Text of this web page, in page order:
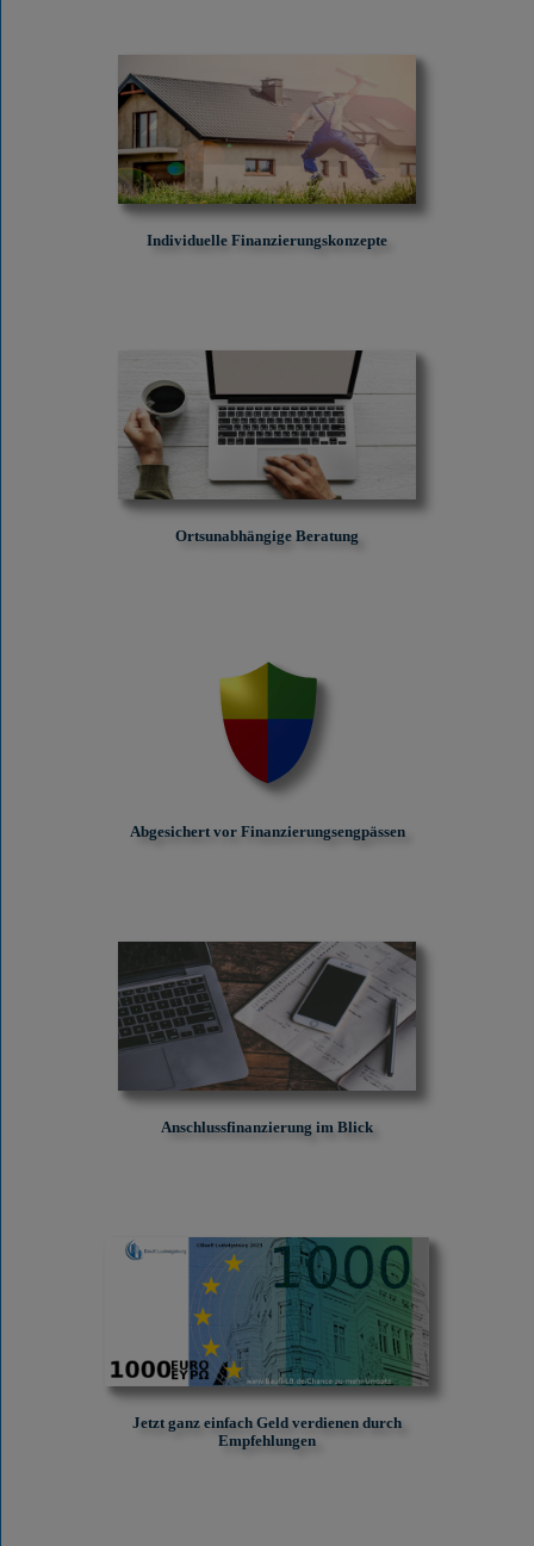
Individuelle Finanzierungskonzepte
Ortsunabhängige Beratung
Abgesichert vor Finanzierungs­engpässen
Anschlussfinanzierung im Blick
Jetzt ganz einfach Geld verdienen durch
Empfehlungen